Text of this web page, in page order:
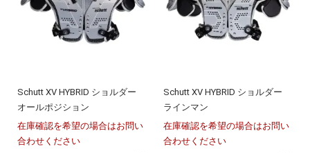
Schutt XV HYBRID ショルダー
オールポジション
在庫確認を希望の場合はお問い
合わせください
Schutt XV HYBRID ショルダー
ラインマン
在庫確認を希望の場合はお問い
合わせください